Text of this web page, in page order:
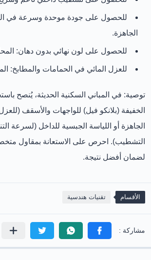
للحصول على جودة موحدة وسرعة في
الجاهزة.
للحصول على لون نهائي بدون دهان:
للعزل المائي في الحمامات والمطابخ:
توصية: في المباني السكنية الحديثة، يُنصح
الخفيفة (بلانكو فيل) للواجهات والأسقف
الجاهزة أو اللياسة الجبسية للداخل (لسرعة
التشطيب). احرص على الاستعانة بمقاول
لضمان أفضل نتيجة.
الأقسام تقنيات هندسية